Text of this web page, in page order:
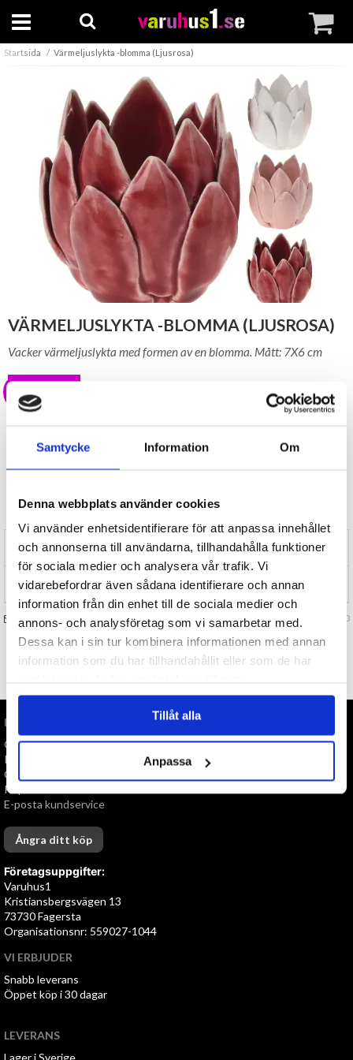
Samtycke Information Om
Denna webbplats använder cookies
Vi använder enhetsidentifierare för att anpassa innehållet
och annonserna till användarna, tillhandahålla funktioner
för sociala medier och analysera vår trafik. Vi
vidarebefordrar även sådana identifierare och annan
information från din enhet till de sociala medier och
annons- och analysföretag som vi samarbetar med.
Dessa kan i sin tur kombinera informationen med annan
information som du har tillhandahållit eller som de har
Tillåt alla
Anpassa
Startsida Värmeljuslykta -blomma (Ljusrosa)
VÄRMELJUSLYKTA -BLOMMA (LJUSROSA)
Vacker värmeljuslykta med formen av en blomma. Mått: 7X6 cm
29 kr
BEVAKA
Tillfälligt Slut
Preliminärt åter i lager: Okänt
RECENSIONER (0)
TIPSA
FRÅGA OSS OM VARAN Art. nr 133230
INFORMATION
Om oss
Personuppgiftspolicy
Cookies
Köpvillkor
E-posta kundservice
Ångra ditt köp
Företagsuppgifter:
Varuhus1
Kristiansbergsvägen 13
73730 Fagersta
Organisationsnr: 559027-1044
VI ERBJUDER
Snabb leverans
Öppet köp i 30 dagar
LEVERANS
Lager i Sverige